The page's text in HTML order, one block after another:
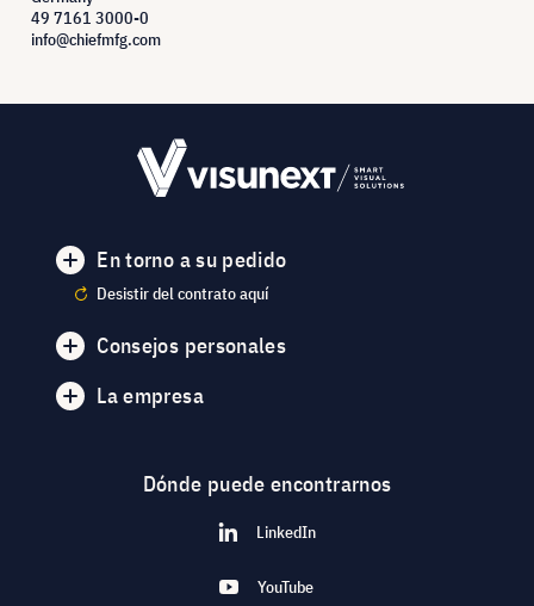
49 7161 3000-0
info@chiefmfg.com
En torno a su pedido
Desistir del contrato aquí
Consejos personales
La empresa
Dónde puede encontrarnos
LinkedIn
YouTube